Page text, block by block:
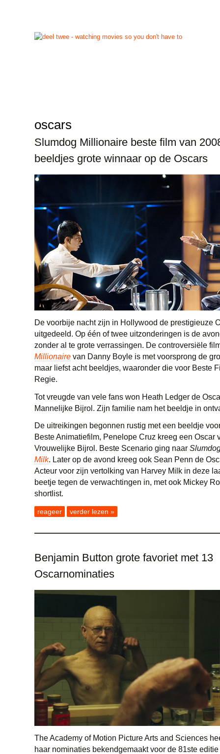
oscars
Slumdog Millionaire beste film van
beeldjes grote winnaar op de Oscars
De voorbije nacht zijn in Hollywood de prestigieuze
uitgedeeld. Op één of twee uitzonderingen is de
zonder al te grote verrassingen. De controversiële
Millionaire van Danny Boyle is met voorsprong de
maar liefst acht beeldjes, waaronder die voor Beste
Regie.
Tot vreugde van vele fans won Heath Ledger de
Mannelijke Bijrol. Zijn familie nam het beeldje in
De uitreikingen begonnen rustig met een beeldje
Beste Animatiefilm, Penelope Cruz kreeg een Oscar
Vrouwelijke Bijrol. Beste Scenario ging naar
Milk. Later op de avond kreeg ook Sean Penn de
Acteur voor zijn vertolking van Harvey Milk in deze
beetje tegen de verwachtingen in, met ook Mickey
shortlist.
reageer verder lezen »
Benjamin Button grote favoriet met 13
Oscarnominaties
The Academy of Motion Picture Arts and Sciences
haar nominaties bekendgemaakt voor de 81ste